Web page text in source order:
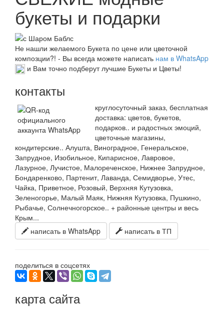
букеты и подарки
Не нашли желаемого Букета по цене или цветочной
композции?! - Вы всегда можете написать нам в WhatsApp
и Вам точно подберут лучшие Букеты и Цветы!
контакты
круглосуточный заказ, бесплатная
доставка: цветов, букетов,
подарков.. и радостных эмоций,
цветочные магазины,
кондитерские.. Алушта, Виноградное, Генеральское,
Запрудное, Изобильное, Кипарисное, Лавровое,
Лазурное, Лучистое, Малореченское, Нижнее Запрудное,
Бондаренково, Партенит, Лаванда, Семидворье, Утес,
Чайка, Приветное, Розовый, Верхняя Кутузовка,
Зеленогорье, Малый Маяк, Нижняя Кутузовка, Пушкино,
Рыбачье, Солнечногорское.. + районные центры и весь
Крым...
написать в WhatsApp
написать в ТП
поделиться в соцсетях
карта сайта